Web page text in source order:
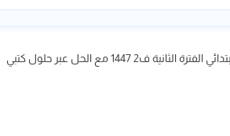
1447 مع الحل عبر حلول كتبي